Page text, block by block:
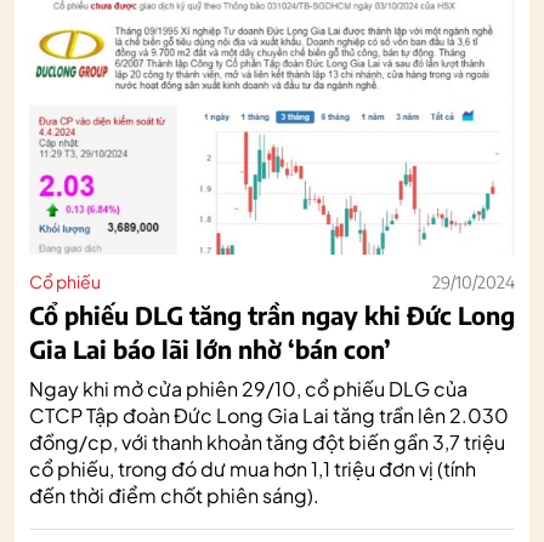
Cổ phiếu 29/10/2024
Cổ phiếu DLG tăng trần ngay khi Đức Long
Gia Lai báo lãi lớn nhờ ‘bán con’
Ngay khi mở cửa phiên 29/10, cổ phiếu DLG của
CTCP Tập đoàn Đức Long Gia Lai tăng trần lên 2.030
đồng/cp, với thanh khoản tăng đột biến gần 3,7 triệu
cổ phiếu, trong đó dư mua hơn 1,1 triệu đơn vị (tính
đến thời điểm chốt phiên sáng).